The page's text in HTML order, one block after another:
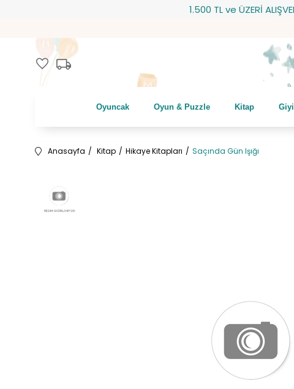
1.500 TL ve ÜZERİ
favorite local_shipping
Oyuncak Oyun & Puzzle Kitap
Anasayfa Kitap Hikaye Kitapları Saçında Gün Işığı